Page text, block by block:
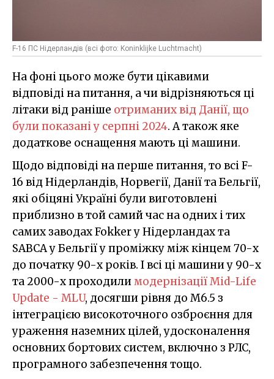
F-16 ПС Нідерландів (всі фото: Koninklijke Luchtmacht)
На фоні цього може бути цікавими
відповіді на питання, а чи відрізняються ці
літаки від раніше отриманих від Данії, що
були показані у серпні 2024. А також яке
додаткове оснащення мають ці машини.
Щодо відповіді на перше питання, то всі F-
16 від Нідерландів, Норвегії, Данії та Бельгії,
які обіцяні Україні були виготовлені
приблизно в той самий час на одних і тих
самих заводах Fokker у Нідерландах та
SABCA у Бельгії у проміжку між кінцем 70-х
до початку 90-х років. І всі ці машини у 90-х
та 2000-х проходилимодернізації Mid-Life
Update - MLU, досягши рівня до M6.5 з
інтеграцією високоточного озброєння для
ураження наземних цілей, удосконалення
основних бортових систем, включно з РЛС,
програмного забезпечення тощо.